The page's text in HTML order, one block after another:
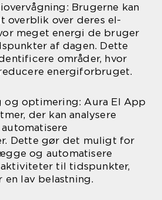
Brugerne kan
overblik over deres el-
meget energi de bruger
af dagen. Dette
områder, hvor
energiforbruget.
og optimering: Aura El App
der kan analysere
Dette gør det muligt for
og automatisere
til tidspunkter,
en lav belastning.